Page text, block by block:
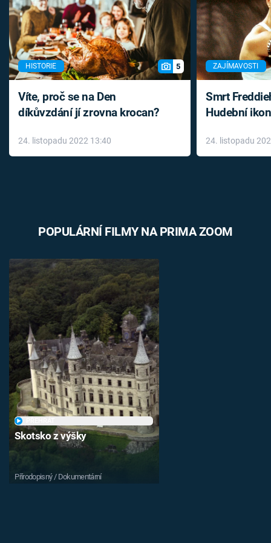
HISTORIE 5
Víte, proč se na Den
díkůvzdání jí zrovna krocan?
24. listopadu 2022 13:40
ZAJÍMAVOSTI
Smrt
Hudební
léky
24. listopadu
POPULÁRNÍ FILMY NA PRIMA ZOOM
Skotsko z výšky
Přírodopisný / Dokumentární